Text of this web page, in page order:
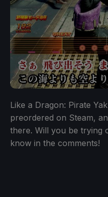
Like a Dragon: Pirate
preordered on Steam,
there. Will you be trying
know in the comments!